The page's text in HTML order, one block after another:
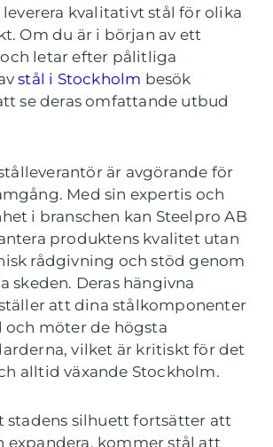
kvalitativt stål för olika
Om du är i början av ett
letar efter pålitliga
stål i Stockholm besök
se deras omfattande utbud
är avgörande för
Med sin expertis och
i branschen kan Steelpro AB
produktens kvalitet utan
rådgivning och stöd genom
skeden. Deras hängivna
att dina stålkomponenter
och möter de högsta
vilket är kritiskt för det
alltid växande Stockholm.
stadens silhuett fortsätter att
expandera, kommer stål att